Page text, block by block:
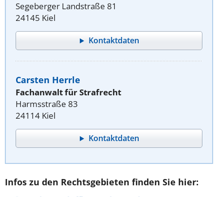
Segeberger Landstraße 81
24145 Kiel
Kontaktdaten
Carsten Herrle
Fachanwalt für Strafrecht
Harmsstraße 83
24114 Kiel
Kontaktdaten
Infos zu den Rechtsgebieten finden Sie hier: